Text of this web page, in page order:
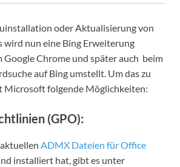
oder Aktualisierung von
wird nun eine Bing Erweiterung
Google Chrome und später auch beim
auf Bing umstellt. Um das zu
Microsoft folgende Möglichkeiten:
(GPO):
ADMX Dateien für Office
installiert hat, gibt es unter